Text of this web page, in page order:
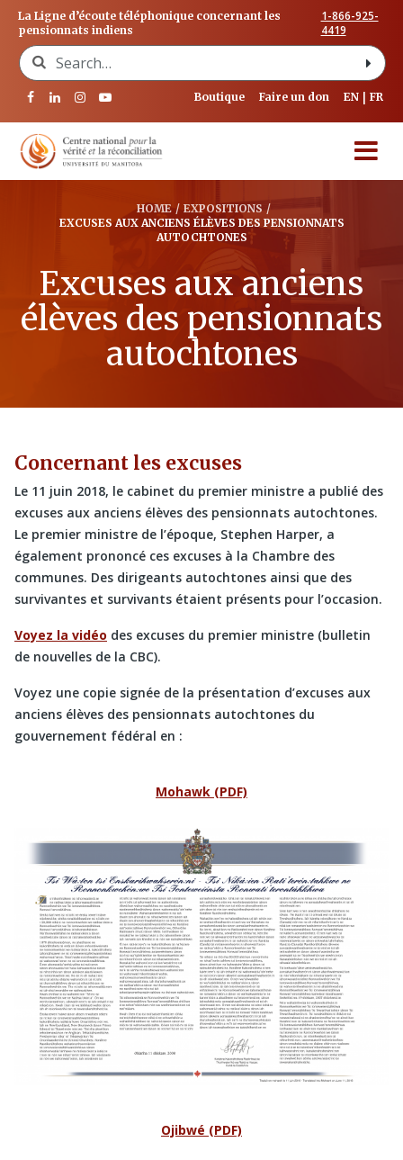
La Ligne d’écoute téléphonique concernant les
pensionnats indiens
1-866-925-
4419
Search for:
Boutique Faire un don EN FR
HOME / EXPOSITIONS /
EXCUSES AUX ANCIENS ÉLÈVES DES PENSIONNATS
AUTOCHTONES
Excuses aux anciens
élèves des pensionnats
autochtones
Concernant les excuses
Le 11 juin 2018, le cabinet du premier ministre a publié des
excuses aux anciens élèves des pensionnats autochtones.
Le premier ministre de l’époque, Stephen Harper, a
également prononcé ces excuses à la Chambre des
communes. Des dirigeants autochtones ainsi que des
survivantes et survivants étaient présents pour l’occasion.
Voyez la vidéo des excuses du premier ministre (bulletin
de nouvelles de la CBC).
Voyez une copie signée de la présentation d’excuses aux
anciens élèves des pensionnats autochtones du
gouvernement fédéral en :
Mohawk (PDF)
Ojibwé (PDF)